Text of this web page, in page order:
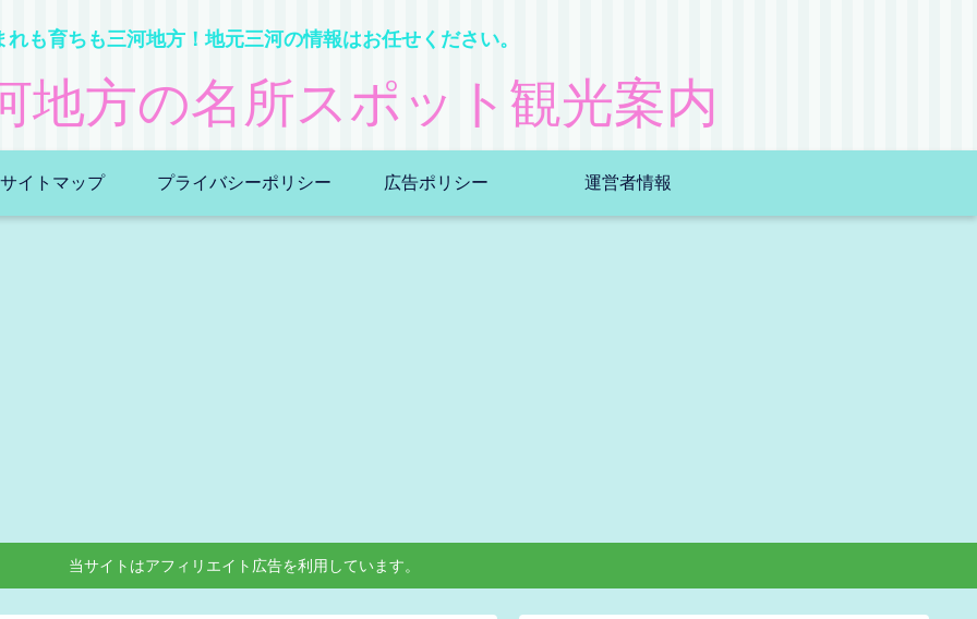
れも育ちも三河地方！地元三河の情報はお任せください。
地方の名所スポット観光案内
サイトマップ プライバシーポリシー 広告ポリシー 運営者情報
当サイトはアフィリエイト広告を利用しています。